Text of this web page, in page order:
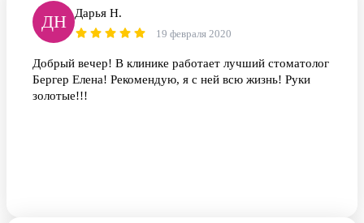
ДН Дарья Н.
19 февраля 2020
Добрый вечер! В клинике работает лучший стоматолог
Бергер Елена! Рекомендую, я с ней всю жизнь! Руки
золотые!!!